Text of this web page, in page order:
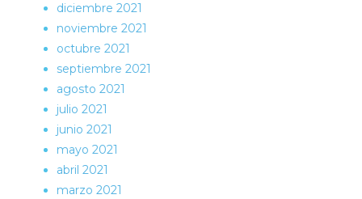
diciembre 2021
noviembre 2021
octubre 2021
septiembre 2021
agosto 2021
julio 2021
junio 2021
mayo 2021
abril 2021
marzo 2021